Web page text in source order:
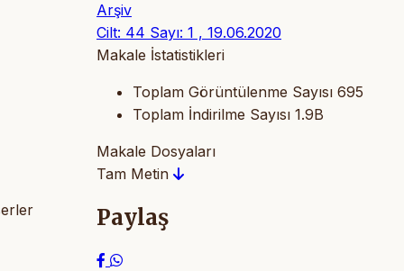
Arşiv
Cilt: 44 Sayı: 1 , 19.06.2020
Makale İstatistikleri
Toplam Görüntülenme Sayısı 695
Toplam İndirilme Sayısı 1.9B
Makale Dosyaları
Tam Metin
Paylaş